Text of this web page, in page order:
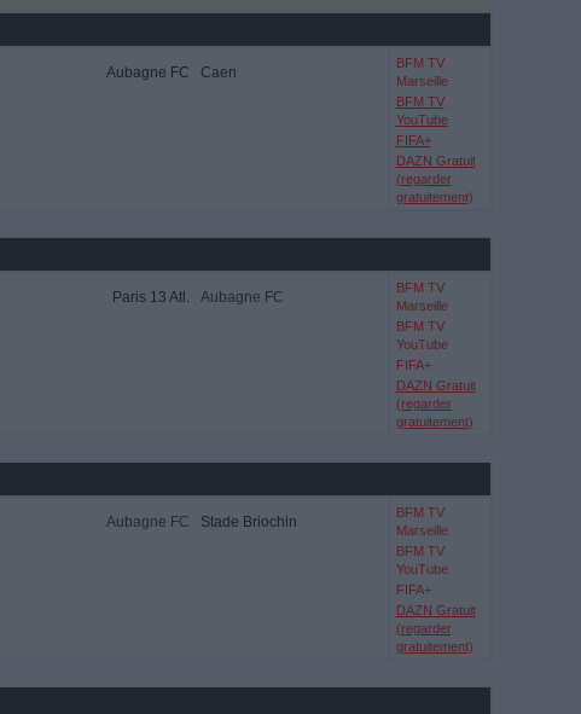
Aubagne FC Caen
BFM TV
Marseille
BFM TV
YouTube
FIFA+
DAZN Gratuit
(regarder
gratuitement)
Paris 13 Atl. Aubagne FC
BFM TV
Marseille
BFM TV
YouTube
FIFA+
DAZN Gratuit
(regarder
gratuitement)
Aubagne FC Stade Briochin
BFM TV
Marseille
BFM TV
YouTube
FIFA+
DAZN Gratuit
(regarder
gratuitement)